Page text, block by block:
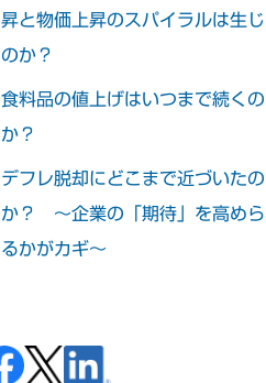
昇と物価上昇のスパイラルは生
のか？
食料品の値上げはいつまで続くの
か？
デフレ脱却にどこまで近づいたの
か？ ～企業の「期待」を高め
るかがカギ～